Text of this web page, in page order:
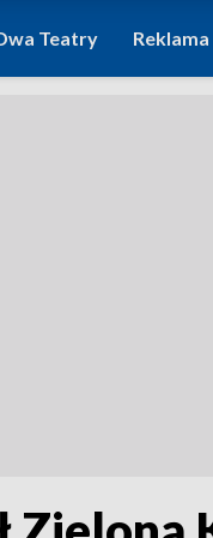
Teatry Reklama